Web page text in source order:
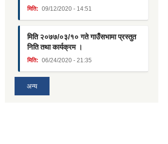
मिति: 09/12/2020 - 14:51
मिति २०७७/०३/१० गते गाउँसभामा प्रस्तुत
निति तथा कार्यक्रम ।
मिति: 06/24/2020 - 21:35
अन्य